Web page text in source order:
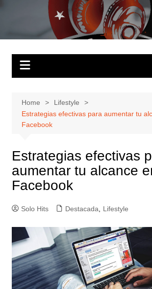
Solo
Home
Lifestyle
Estrategias efectivas para aumentar tu
Facebook
Estrategias efectivas
aumentar tu alcance
Facebook
Solo Hits Destacada Lifestyle